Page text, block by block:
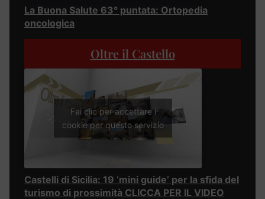
La Buona Salute 63° puntata: Ortopedia
oncologica
Oltre il Castello
Fai clic per accettare i
cookie per questo servizio
Castelli di Sicilia: 19 ‘mini guide’ per la sfida del
turismo di prossimità CLICCA PER IL VIDEO